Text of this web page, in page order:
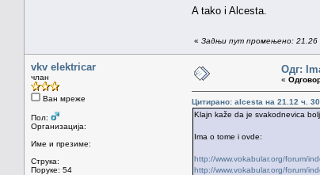
A tako i Alcesta.
« Задњи пут промењено: 21.26
vkv elektricar
члан
Ван мреже
Пол:
Организација:
Име и презиме:
Струка:
Поруке: 54
Одг:
«
Цитирано: alcesta на 21.12 ч.
Klajn kaže da je svakodnevica
Ima o tome i ovde:
http://www.vokabular.org/forum/
http://www.vokabular.org/forum/